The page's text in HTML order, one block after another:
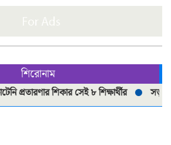
শিরোনাম
শিকার সেই ৮ শিক্ষার্থীর সড়ক